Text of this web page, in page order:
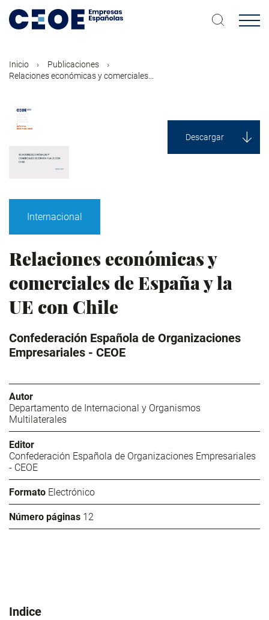
contenido
Inicio
Publicaciones
Relaciones económicas y comerciales...
Descargar
Internacional
Relaciones económicas y
comerciales de España y la
UE con Chile
Confederación Española de Organizaciones
Empresariales - CEOE
Autor
Departamento de Internacional y Organismos
Multilaterales
Editor
Confederación Española de Organizaciones Empresariales
- CEOE
Formato Electrónico
Número páginas 12
Indice